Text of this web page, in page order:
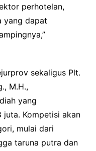
perhotelan,
yang dapat
sekaligus Plt.
M.H.,
yang
juta. Kompetisi akan
mulai dari
taruna putra dan